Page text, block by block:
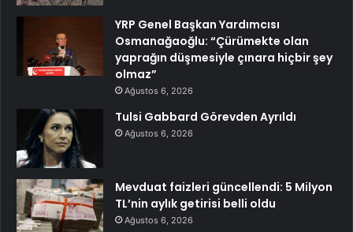
YRP Genel Başkan Yardımcısı
Osmanağaoğlu: “Çürümekte olan
yaprağın düşmesiyle çınara hiçbir şey
olmaz”
Ağustos 6, 2026
Tulsi Gabbard Görevden Ayrıldı
Ağustos 6, 2026
Mevduat faizleri güncellendi: 5 Milyon
TL’nin aylık getirisi belli oldu
Ağustos 6, 2026